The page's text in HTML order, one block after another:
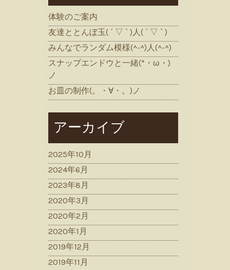
体験のご案内
友達ととんぼ玉( ´ ▽ ` )人( ´ ▽ ` )
みんなでランダム模様(^-^)人(^-^)
スナップエンドウと一緒(*・ω・)
ノ
お皿の制作(。・∀・。)ノ
アーカイブ
2025年10月
2024年6月
2023年8月
2020年3月
2020年2月
2020年1月
2019年12月
2019年11月